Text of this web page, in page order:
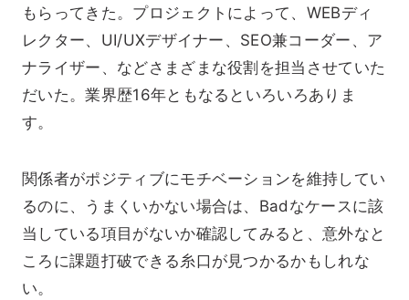
もらってきた。プロジェクトによって、WEBディ
レクター、UI/UXデザイナー、SEO兼コーダー、ア
ナライザー、などさまざまな役割を担当させていた
だいた。業界歴16年ともなるといろいろありま
す。
関係者がポジティブにモチベーションを維持してい
るのに、うまくいかない場合は、Badなケースに該
当している項目がないか確認してみると、意外なと
ころに課題打破できる糸口が見つかるかもしれな
い。